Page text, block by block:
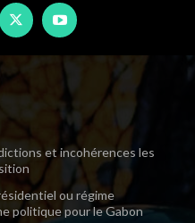
et incohérences les
ou régime
politique pour le Gabon